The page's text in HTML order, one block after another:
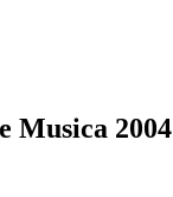
Musica 2004